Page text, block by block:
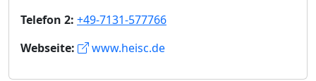
Telefon 2: +49-7131-577766
Webseite:
www.heisc.de